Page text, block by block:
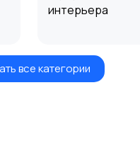
интерьера
все категории